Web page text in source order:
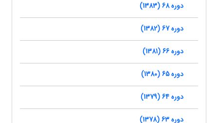
دوره 68 (1383)
دوره 67 (1382)
دوره 66 (1381)
دوره 65 (1380)
دوره 64 (1379)
دوره 63 (1378)